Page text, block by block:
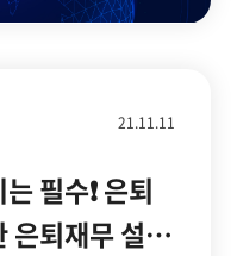
21.11.11
필수❗ 은퇴
은퇴재무 설계